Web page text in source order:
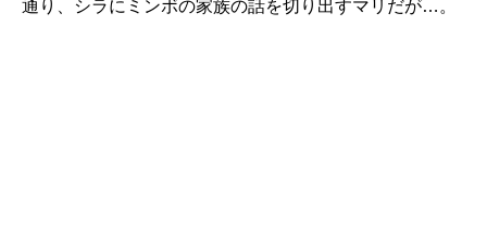
通り、シラにミンボの家族の話を切り出すマリだが…。